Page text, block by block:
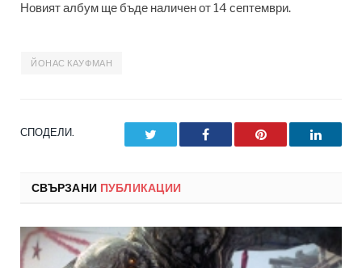
Новият албум ще бъде наличен от 14 септември.
ЙОНАС КАУФМАН
СПОДЕЛИ. Facebook Pinterest
СВЪРЗАНИ ПУБЛИКАЦИИ